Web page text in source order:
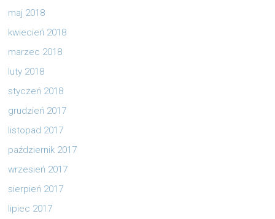
maj 2018
kwiecień 2018
marzec 2018
luty 2018
styczeń 2018
grudzień 2017
listopad 2017
październik 2017
wrzesień 2017
sierpień 2017
lipiec 2017